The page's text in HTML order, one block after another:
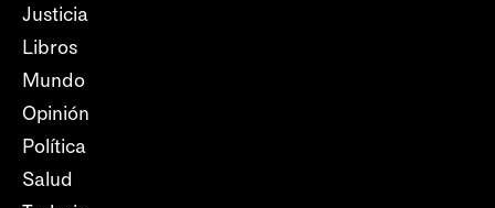
Justicia
Libros
Mundo
Opinión
Política
Salud